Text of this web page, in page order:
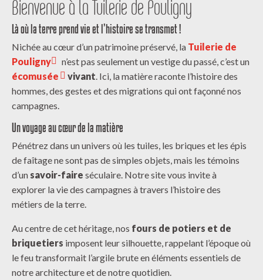
Bienvenue à la Tuilerie de Pouligny
Là où la terre prend vie et l’histoire se transmet !
Nichée au cœur d’un patrimoine préservé, la Tuilerie de
Pouligny
n’est pas seulement un vestige du passé, c’est un
écomusée
vivant. Ici, la matière raconte l’histoire des
hommes, des gestes et des migrations qui ont façonné nos
campagnes.
Un voyage au cœur de la matière
Pénétrez dans un univers où les tuiles, les briques et les épis
de faîtage ne sont pas de simples objets, mais les témoins
d’un savoir-faire séculaire. Notre site vous invite à
explorer la vie des campagnes à travers l’histoire des
métiers de la terre.
Au centre de cet héritage, nos fours de potiers et de
briquetiers imposent leur silhouette, rappelant l’époque où
le feu transformait l’argile brute en éléments essentiels de
notre architecture et de notre quotidien.